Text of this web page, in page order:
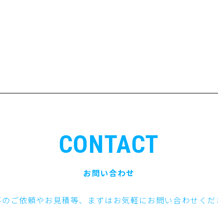
CONTACT
お問い合わせ
ご依頼やお見積等、まずはお気軽にお問い合わせく